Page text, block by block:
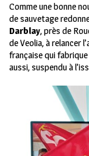
Comme une bonne
de sauvetage
Darblay, près de
de Veolia, à relancer
française qui
aussi, suspendu à